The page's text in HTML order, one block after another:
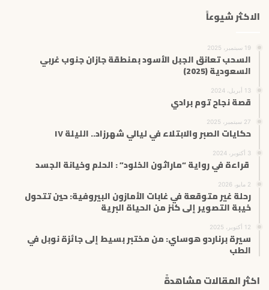
الاكثر شيوعاً
19 سبتمبر، 2025
السحب تعانق الجبل الأسود بمنطقة جازان جنوب غربي
السعودية (2025)
13 أبريل، 2024
قصة نجاح توم برادي
27 سبتمبر، 2025
حكايات الصبر والابتلاء في ليالي شهرزاد.. الليلة ١٧
3 أكتوبر، 2024
قراءة في رواية “ماراثون الخلود” : الحلم وخيانة الجسد
2 مايو، 2026
رحلة غير متوقعة في غابات الأمازون البيروفية: حين تتحول
خيبة التصوير إلى كنز من الحياة البرية
12 أكتوبر، 2025
سيرة برناردو هوساي: من مختبر بسيط إلى جائزة نوبل في
الطب
اكثر المقالات مشاهدةً